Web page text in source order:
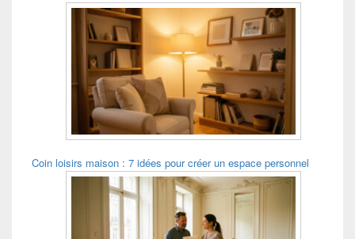
Coin loisirs maison : 7 idées pour créer un espace personnel